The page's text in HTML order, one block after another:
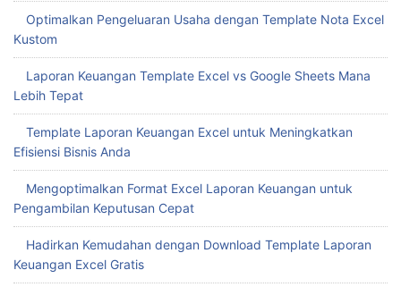
Template Laporan Keuangan Excel untuk Meningkatkan
Efisiensi Bisnis Anda
Mengoptimalkan Format Excel Laporan Keuangan untuk
Pengambilan Keputusan Cepat
Hadirkan Kemudahan dengan Download Template Laporan
Keuangan Excel Gratis
Buat Slip Gaji Otomatis dengan Template Slip Gaji Excel
Mengoptimalkan Keuangan dengan Template Excel Laporan
Keuangan
Pilih Template Excel Laporan Keuangan Terbaik Dengan Free